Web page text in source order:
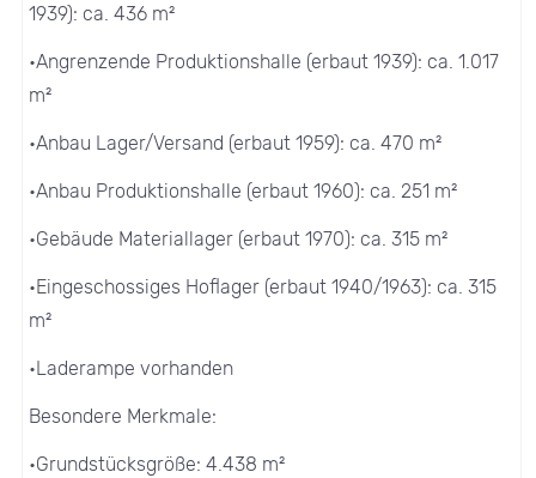
1939): ca. 436 m²
•Angrenzende Produktionshalle (erbaut 1939): ca. 1.017
m²
•Anbau Lager/Versand (erbaut 1959): ca. 470 m²
•Anbau Produktionshalle (erbaut 1960): ca. 251 m²
•Gebäude Materiallager (erbaut 1970): ca. 315 m²
•Eingeschossiges Hoflager (erbaut 1940/1963): ca. 315
m²
•Laderampe vorhanden
Besondere Merkmale:
•Grundstücksgröße: 4.438 m²